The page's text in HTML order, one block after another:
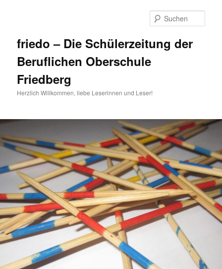
friedo – Die Schülerzeitung der
Beruflichen Oberschule
Friedberg
Herzlich Willkommen, liebe Leserinnen und Leser!